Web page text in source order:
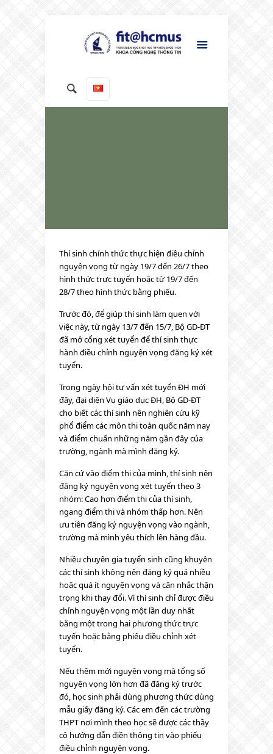
Thí sinh chính thức thực hiện điều chỉnh
nguyện vọng từ ngày 19/7 đến 26/7 theo
hình thức trực tuyến hoặc từ 19/7 đến
28/7 theo hình thức bằng phiếu.
Trước đó, để giúp thí sinh làm quen với
việc này, từ ngày 13/7 đến 15/7, Bộ GD-ĐT
đã mở cổng xét tuyển để thí sinh thực
hành điều chỉnh nguyện vọng đăng ký xét
tuyển.
Trong ngày hội tư vấn xét tuyển ĐH mới
đây, đại diện Vụ giáo dục ĐH, Bộ GD-ĐT
cho biết các thí sinh nên nghiên cứu kỹ
phổ điểm các môn thi toàn quốc năm nay
và điểm chuẩn những năm gần đây của
trường, ngành mà mình đăng ký.
Căn cứ vào điểm thi của mình, thí sinh nên
đăng ký nguyện vọng xét tuyển theo 3
nhóm: Cao hơn điểm thi của thí sinh,
ngang điểm thi và nhóm thấp hơn. Nên
ưu tiên đăng ký nguyện vọng vào ngành,
trường mà mình yêu thích lên hàng đầu.
Nhiều chuyên gia tuyển sinh cũng khuyên
các thí sinh không nên đăng ký quá nhiều
hoặc quá ít nguyện vọng và cân nhắc thận
trọng khi thay đổi. Vì thí sinh chỉ được điều
chỉnh nguyện vọng một lần duy nhất
bằng một trong hai phương thức trực
tuyến hoặc bằng phiếu điều chỉnh xét
tuyển.
Nếu thêm mới nguyện vọng mà tổng số
nguyện vọng lớn hơn đã đăng ký trước
đó, học sinh phải dùng phương thức dùng
mẫu giấy đăng ký. Các em đến các trường
THPT nơi mình theo học sẽ được các thầy
cô hướng dẫn điền thông tin vào phiếu
điều chỉnh nguyện vọng.